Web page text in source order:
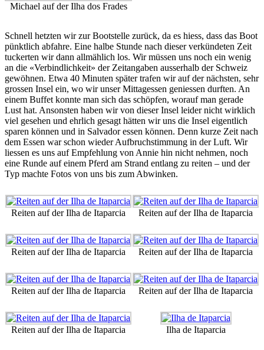
Michael auf der Ilha dos Frades
Schnell hetzten wir zur Bootstelle zurück, da es hiess, dass das Boot
pünktlich abfahre. Eine halbe Stunde nach dieser verkündeten Zeit
tuckerten wir dann allmählich los. Wir müssen uns noch ein wenig
an die «Verbindlichkeit» der Zeitangaben ausserhalb der Schweiz
gewöhnen. Etwa 40 Minuten später trafen wir auf der nächsten, sehr
grossen Insel ein, wo wir unser Mittagessen geniessen durften. An
einem Buffet konnte man sich das schöpfen, worauf man gerade
Lust hat. Ansonsten haben wir von dieser Insel leider nicht wirklich
viel gesehen und ehrlich gesagt hätten wir uns die Insel eigentlich
sparen können und in Salvador essen können. Denn kurze Zeit nach
dem Essen war schon wieder Aufbruchstimmung in der Luft. Wir
liessen es uns auf Empfehlung von Annie hin nicht nehmen, noch
eine Runde auf einem Pferd am Strand entlang zu reiten – und der
Typ machte Fotos von uns bis zum Abwinken.
Reiten auf der Ilha de Itaparcia Reiten auf der Ilha de Itaparcia
Reiten auf der Ilha de Itaparcia Reiten auf der Ilha de Itaparcia
Reiten auf der Ilha de Itaparcia Reiten auf der Ilha de Itaparcia
Reiten auf der Ilha de Itaparcia Ilha de Itaparcia